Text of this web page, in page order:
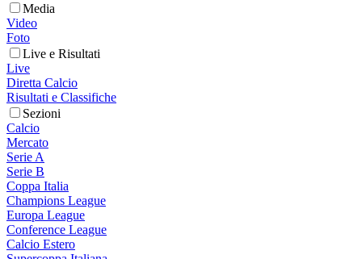
Media
Video
Foto
Live e Risultati
Live
Diretta Calcio
Risultati e Classifiche
Sezioni
Calcio
Mercato
Serie A
Serie B
Coppa Italia
Champions League
Europa League
Conference League
Calcio Estero